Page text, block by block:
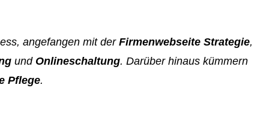
angefangen mit derFirmenwebseite Strategie,
und Onlineschaltung. Darüber hinaus kümmern
Pflege.